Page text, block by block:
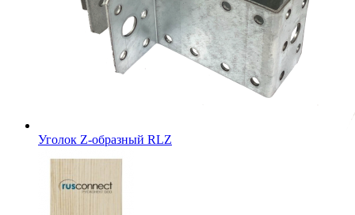
Уголок Z-образный RLZ